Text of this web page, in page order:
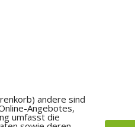
andere sind
Angebotes,
umfasst die